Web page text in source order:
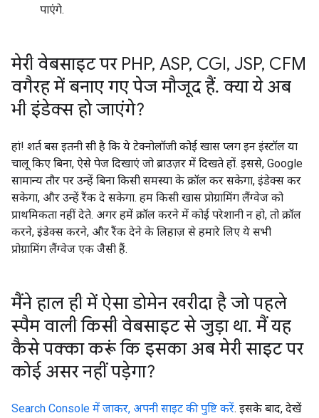
पाएंगे.
मेरी वेबसाइट पर PHP, ASP, CGI, JSP, CFM
वगैरह में बनाए गए पेज मौजूद हैं. क्या ये अब
भी इंडेक्स हो जाएंगे?
हां! शर्त बस इतनी सी है कि ये टेक्नोलॉजी कोई खास प्लग इन इंस्टॉल या
चालू किए बिना, ऐसे पेज दिखाएं जो ब्राउज़र में दिखते हों. इससे, Google
सामान्य तौर पर उन्हें बिना किसी समस्या के क्रॉल कर सकेगा, इंडेक्स कर
सकेगा, और उन्हें रैंक दे सकेगा. हम किसी खास प्रोग्रामिंग लैंग्वेज को
प्राथमिकता नहीं देते. अगर हमें क्रॉल करने में कोई परेशानी न हो, तो क्रॉल
करने, इंडेक्स करने, और रैंक देने के लिहाज़ से हमारे लिए ये सभी
प्रोग्रामिंग लैंग्वेज एक जैसी हैं.
मैंने हाल ही में ऐसा डोमेन खरीदा है जो पहले
स्पैम वाली किसी वेबसाइट से जुड़ा था. मैं यह
कैसे पक्का करूं कि इसका अब मेरी साइट पर
कोई असर नहीं पड़ेगा?
Search Console में जाकर, अपनी साइट की पुष्टि करें. इसके बाद, देखें